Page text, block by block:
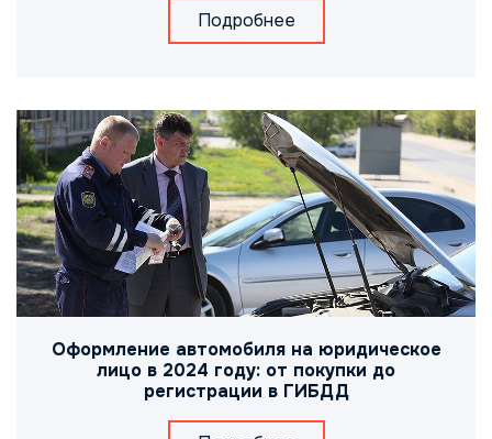
Подробнее
Оформление автомобиля на юридическое
лицо в 2024 году: от покупки до
регистрации в ГИБДД